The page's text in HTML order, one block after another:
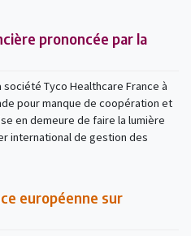
prononcée par la
société Tyco Healthcare France à
pour manque de coopération et
en demeure de faire la lumière
international de gestion des
européenne sur